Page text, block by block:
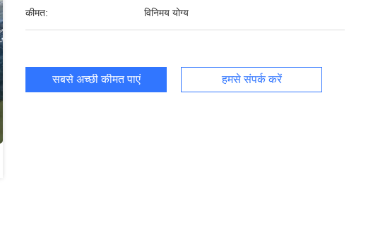
कीमत: विनिमय योग्य
सबसे अच्छी कीमत पाएं हमसे संपर्क करें